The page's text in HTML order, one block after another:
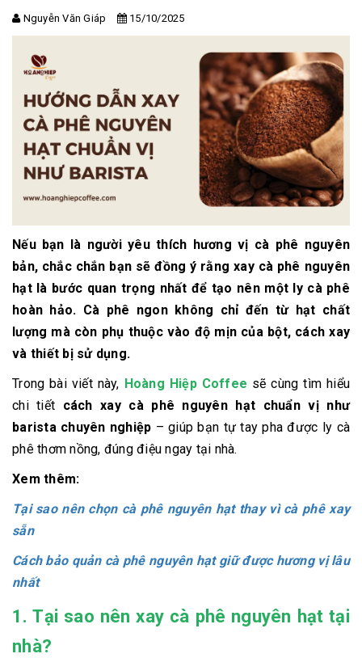
Nguyễn Văn Giáp 15/10/2025
Nếu bạn là người yêu thích hương vị cà phê nguyên
bản, chắc chắn bạn sẽ đồng ý rằngxay cà phê nguyên
hạtlà bước quan trọng nhất để tạo nên một ly cà phê
hoàn hảo. Cà phê ngon không chỉ đến từ hạt chất
lượng mà còn phụ thuộc vào độ mịn của bột, cách xay
và thiết bị sử dụng.
Trong bài viết này, Hoàng Hiệp Coffee sẽ cùng tìm hiểu
chi tiết cách xay cà phê nguyên hạt chuẩn vị như
barista chuyên nghiệp – giúp bạn tự tay pha được ly cà
phê thơm nồng, đúng điệu ngay tại nhà.
Xem thêm:
Tại sao nên chọn cà phê nguyên hạt thay vì cà phê xay
sẵn
Cách bảo quản cà phê nguyên hạt giữ được hương vị lâu
nhất
1. Tại sao nên xay cà phê nguyên hạt tại
nhà?